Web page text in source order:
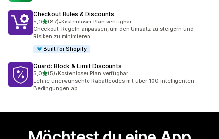
Checkout Rules & Discounts
5,0von 5 Sternen
(87)
87 Rezensionen insgesamt
•Kostenloser Plan verfügbar
Checkout-Regeln anpassen, um den Umsatz zu steigern und
Risiken zu minimieren
Built for Shopify
Guard: Block & Limit Discounts
5,0von 5 Sternen
(5)
5 Rezensionen insgesamt
•Kostenloser Plan verfügbar
Lehne unerwünschte Rabattcodes mit über 100 intelligenten
Bedingungen ab